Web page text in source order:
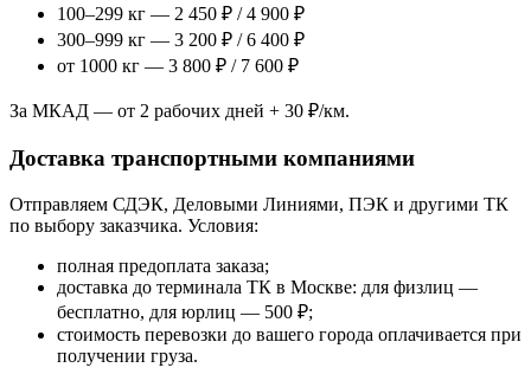
100–299 кг — 2 450 ₽ / 4 900 ₽
300–999 кг — 3 200 ₽ / 6 400 ₽
от 1000 кг — 3 800 ₽ / 7 600 ₽
За МКАД — от 2 рабочих дней + 30 ₽/км.
Доставка транспортными компаниями
Отправляем СДЭК, Деловыми Линиями, ПЭК и другими ТК
по выбору заказчика. Условия:
полная предоплата заказа;
доставка до терминала ТК в Москве: для физлиц —
бесплатно, для юрлиц — 500 ₽;
стоимость перевозки до вашего города оплачивается при
получении груза.